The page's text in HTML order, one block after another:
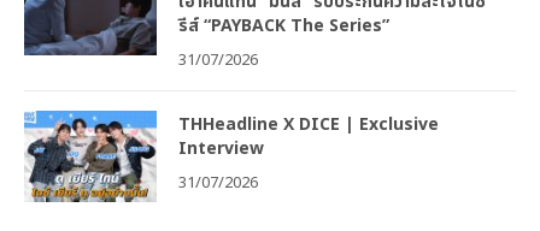
รีส์ “PAYBACK The Series”
31/07/2026
THHeadline X DICE | Exclusive
Interview
31/07/2026